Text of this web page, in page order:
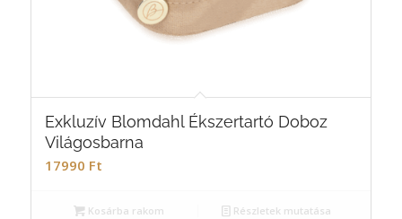
Exkluzív Blomdahl Ékszertartó Doboz
Világosbarna
17990 Ft
Kosárba rakom Részletek mutatása